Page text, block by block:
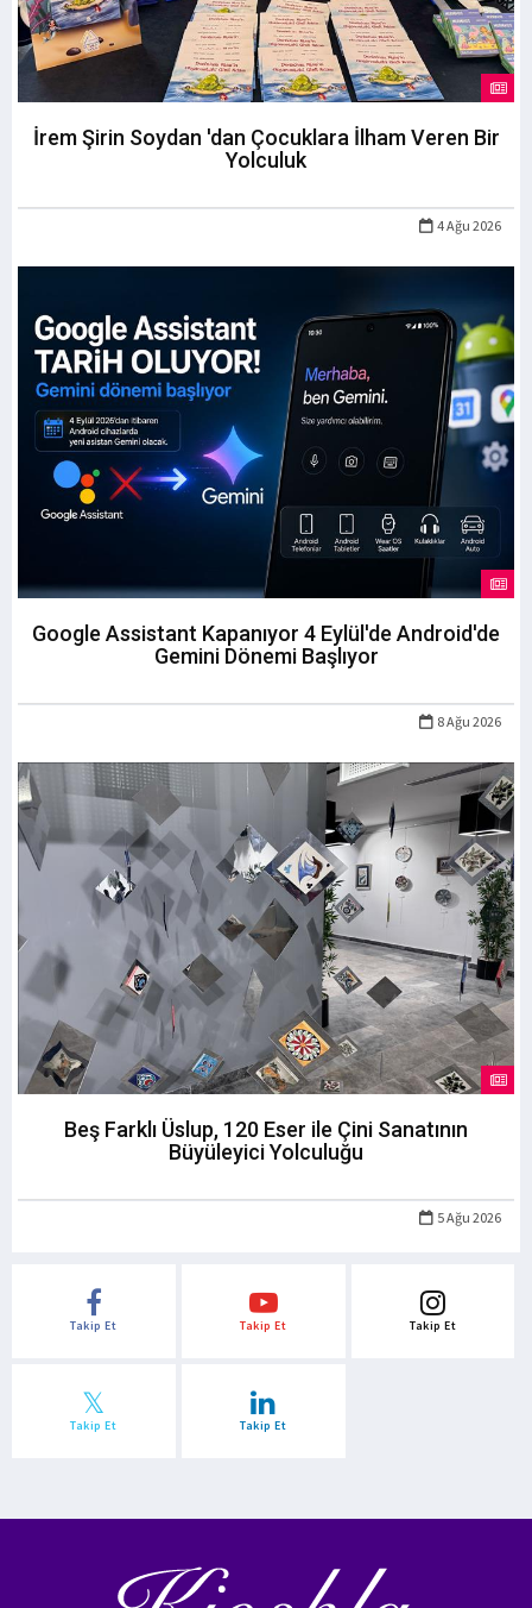
İrem Şirin Soydan 'dan Çocuklara İlham Veren Bir
Yolculuk
4 Ağu 2026
Google Assistant Kapanıyor 4 Eylül'de Android'de
Gemini Dönemi Başlıyor
8 Ağu 2026
Beş Farklı Üslup, 120 Eser ile Çini Sanatının
Büyüleyici Yolculuğu
5 Ağu 2026
Takip Et Takip Et Takip Et
Takip Et Takip Et